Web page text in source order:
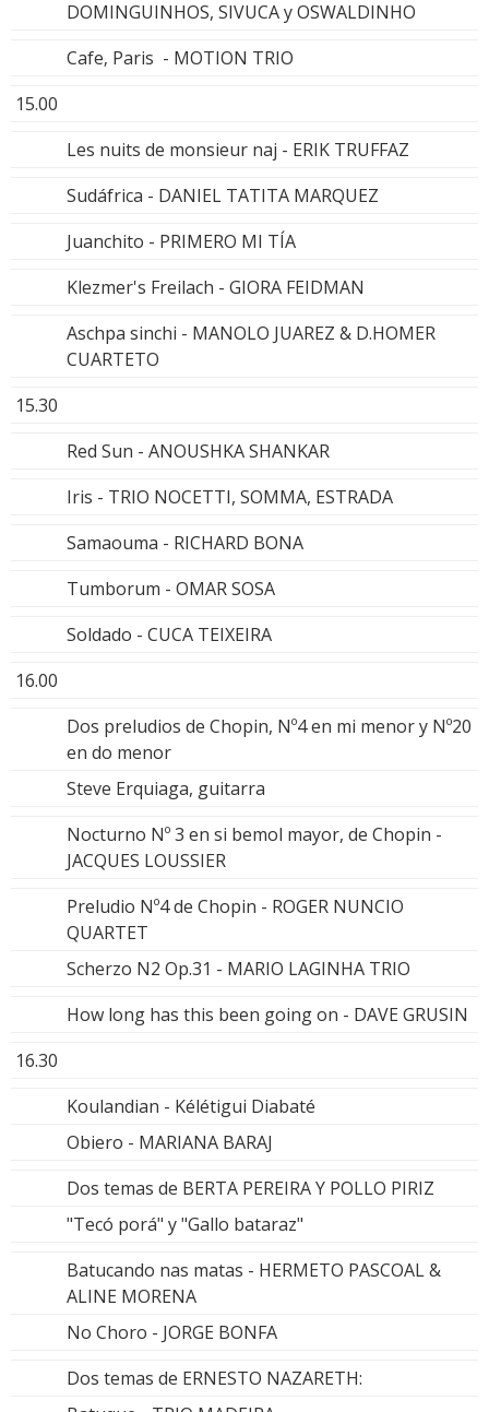
DOMINGUINHOS, SIVUCA y OSWALDINHO
Cafe‚ Paris - MOTION TRIO
15.00
Les nuits de monsieur naj - ERIK TRUFFAZ
Sudáfrica - DANIEL TATITA MARQUEZ
Juanchito - PRIMERO MI TÍA
Klezmer's Freilach - GIORA FEIDMAN
Aschpa sinchi - MANOLO JUAREZ & D.HOMER
CUARTETO
15.30
Red Sun - ANOUSHKA SHANKAR
Iris - TRIO NOCETTI, SOMMA, ESTRADA
Samaouma - RICHARD BONA
Tumborum - OMAR SOSA
Soldado - CUCA TEIXEIRA
16.00
Dos preludios de Chopin, Nº4 en mi menor y Nº20
en do menor
Steve Erquiaga, guitarra
Nocturno Nº 3 en si bemol mayor, de Chopin -
JACQUES LOUSSIER
Preludio Nº4 de Chopin - ROGER NUNCIO
QUARTET
Scherzo N2 Op.31 - MARIO LAGINHA TRIO
How long has this been going on - DAVE GRUSIN
16.30
Koulandian - Kélétigui Diabaté
Obiero - MARIANA BARAJ
Dos temas de BERTA PEREIRA Y POLLO PIRIZ
"Tecó porá" y "Gallo bataraz"
Batucando nas matas - HERMETO PASCOAL &
ALINE MORENA
No Choro - JORGE BONFA
Dos temas de ERNESTO NAZARETH: